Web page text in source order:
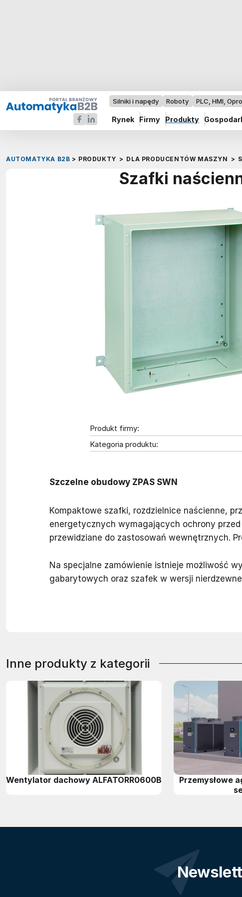
Silniki i napędy Roboty PLC, HMI,
Rynek Firmy Produkty
AUTOMATYKA B2B > PRODUKTY > DLA PRODUCENTÓW MASZYN >
Szafki
Produkt firmy:
Kategoria produktu:
Szczelne obudowy ZPAS SWN
Kompaktowe szafki, rozdzielnice naścienne,
energetycznych wymagających ochrony
przewidziane do zastosowań wewnętrznych.
Na specjalne zamówienie istnieje możliwość
gabarytowych oraz szafek w wersji
Inne produkty z kategorii
Wentylator dachowy ALFATORR0600B
Przemysłowe